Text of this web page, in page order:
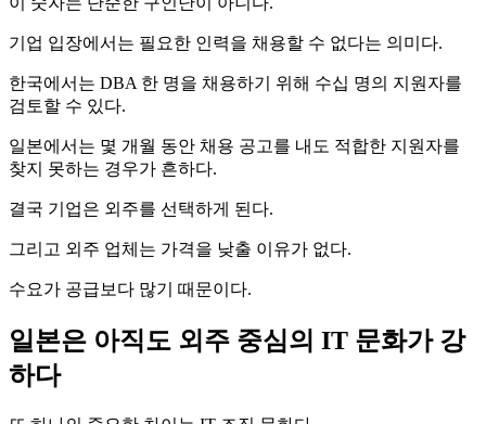
기업 입장에서는 필요한 인력을 채용할 수 없다는 의미다.
한국에서는 DBA 한 명을 채용하기 위해 수십 명의 지원자를
검토할 수 있다.
일본에서는 몇 개월 동안 채용 공고를 내도 적합한 지원자를
찾지 못하는 경우가 흔하다.
결국 기업은 외주를 선택하게 된다.
그리고 외주 업체는 가격을 낮출 이유가 없다.
수요가 공급보다 많기 때문이다.
일본은 아직도 외주 중심의 IT 문화가 강
하다